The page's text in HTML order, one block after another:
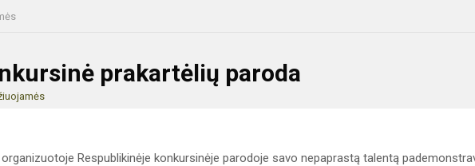
prakartėlių paroda
Respublikinėje konkursinėje parodoje savo nepaprastą talentą